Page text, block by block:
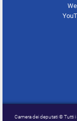
Camera dei deputati © Tutti i